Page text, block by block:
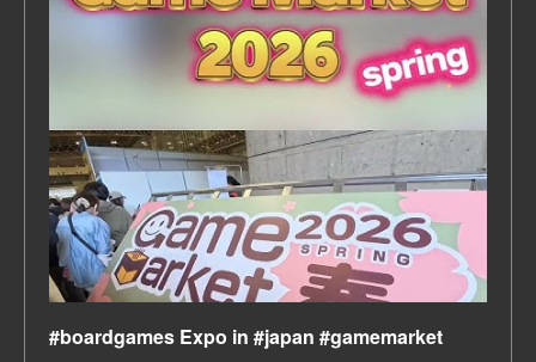
#boardgames Expo in #japan #gamemarket